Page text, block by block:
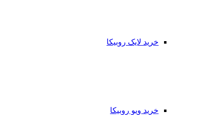
خرید لایک روبیکا
خرید ویو روبیکا